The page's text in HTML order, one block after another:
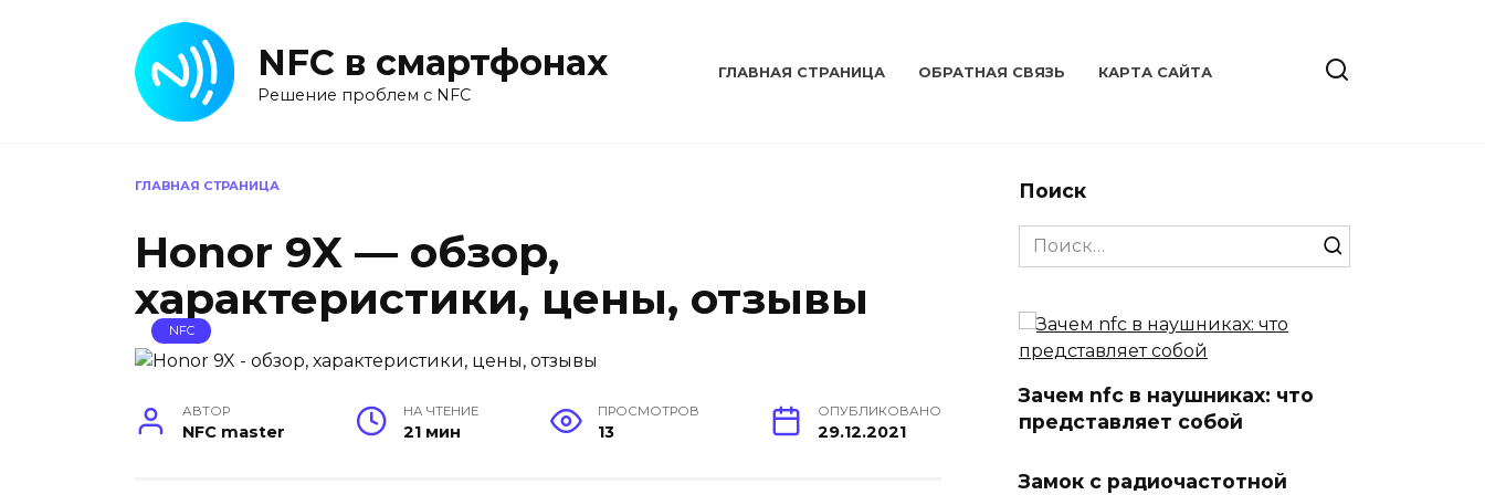
NFC в смартфонах
Решение проблем с NFC
ГЛАВНАЯ СТРАНИЦА ОБРАТНАЯ СВЯЗЬ КАРТА САЙТА
ГЛАВНАЯ СТРАНИЦА
Honor 9X — обзор,
характеристики, цены, отзывы
NFC
АВТОР
NFC master
НА ЧТЕНИЕ
21 мин
ПРОСМОТРОВ
13
ОПУБЛИКОВАНО
29.12.2021
Поиск
Search
for:
Зачем nfc в наушниках: что
представляет собой
Замок с радиочастотной